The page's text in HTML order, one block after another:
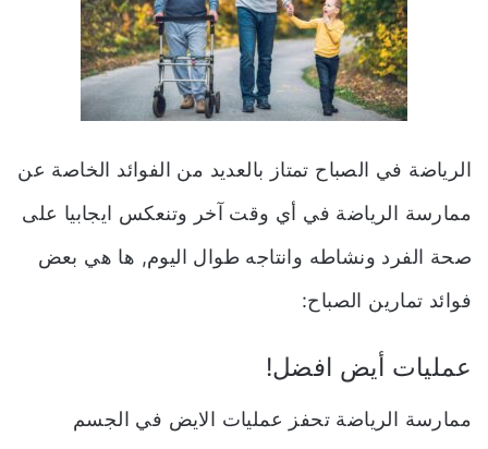
الرياضة في الصباح تمتاز بالعديد من الفوائد الخاصة عن
ممارسة الرياضة في أي وقت آخر وتنعكس ايجابيا على
صحة الفرد ونشاطه وانتاجه طوال اليوم, ها هي بعض
فوائد تمارين الصباح:
عمليات أيض افضل!
ممارسة الرياضة تحفز عمليات الايض في الجسم